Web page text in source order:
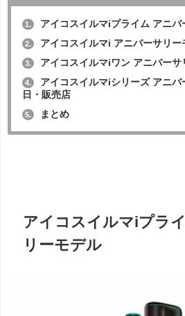
1. アイコスイルマiプライム アニバ
2. アイコスイルマi アニバーサリー
3. アイコスイルマiワン アニバーサ
4.
アイコスイルマiシリーズ アニ
日・販売店
5. まとめ
アイコスイルマiプラ
リーモデル